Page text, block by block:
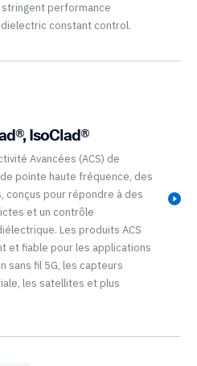
performance
constant control.
IsoClad®
Avancées (ACS) de
pointe haute fréquence, des
conçus pour répondre à des
et un contrôle
Les produits ACS
et fiable pour les applications
sans fil 5G, les capteurs
les satellites et plus